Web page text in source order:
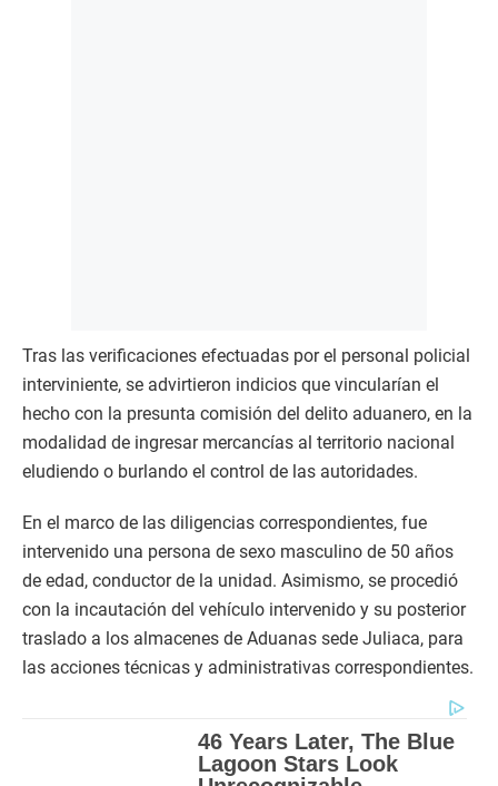
Tras las verificaciones efectuadas por el personal policial
interviniente, se advirtieron indicios que vincularían el
hecho con la presunta comisión del delito aduanero, en la
modalidad de ingresar mercancías al territorio nacional
eludiendo o burlando el control de las autoridades.
En el marco de las diligencias correspondientes, fue
intervenido una persona de sexo masculino de 50 años
de edad, conductor de la unidad. Asimismo, se procedió
con la incautación del vehículo intervenido y su posterior
traslado a los almacenes de Aduanas sede Juliaca, para
las acciones técnicas y administrativas correspondientes.